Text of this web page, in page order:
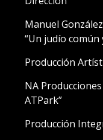
Manuel
“Un judío común
Producción
NA
ATPark”
Producción